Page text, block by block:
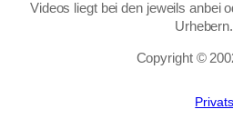
Videos liegt bei den jeweils anbei
Urhebern.
Copyright ©